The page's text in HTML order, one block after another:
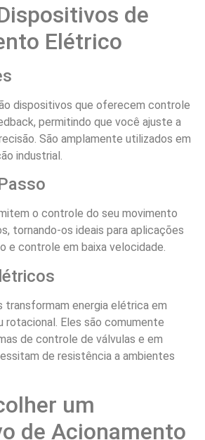
de
Elétrico
dispositivos que oferecem controle
permitindo que você ajuste a
São amplamente utilizados em
industrial.
o controle do seu movimento
tornando-os ideais para aplicações
e controle em baixa velocidade.
energia elétrica em
rotacional. Eles são comumente
de controle de válvulas e em
de resistência a ambientes
um
de Acionamento